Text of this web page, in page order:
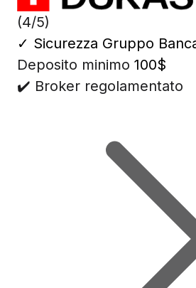
(4/5)
✓ Sicurezza Gruppo
Deposito minimo 100$
✔️ Broker regolamentato